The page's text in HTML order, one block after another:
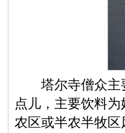
塔尔寺僧众主要
点儿，主要饮料
农区或半农半牧